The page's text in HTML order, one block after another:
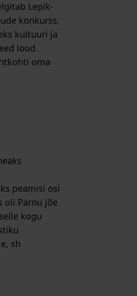
Lepik-
konkurss,
kultuuri ja
lood
oma
peamisi osi
oli Pärnu jõe
kogu
sh